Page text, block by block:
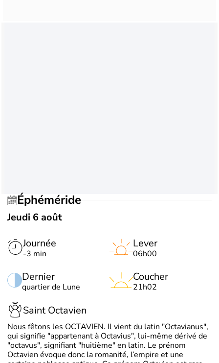
Éphéméride
Jeudi 6 août
Journée
-3 min
Dernier
quartier de Lune
Lever
06h00
Coucher
21h02
Saint Octavien
Nous fêtons les OCTAVIEN. Il vient du latin "Octavianus",
qui signifie "appartenant à Octavius", lui-même dérivé de
"octavus", signifiant "huitième" en latin. Le prénom
Octavien évoque donc la romanité, l’empire et une